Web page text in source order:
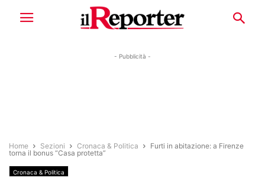
- Pubblicità -
Home Sezioni Cronaca & Politica
Furti in abitazione: a Firenze
torna il bonus “Casa protetta”
Cronaca & Politica